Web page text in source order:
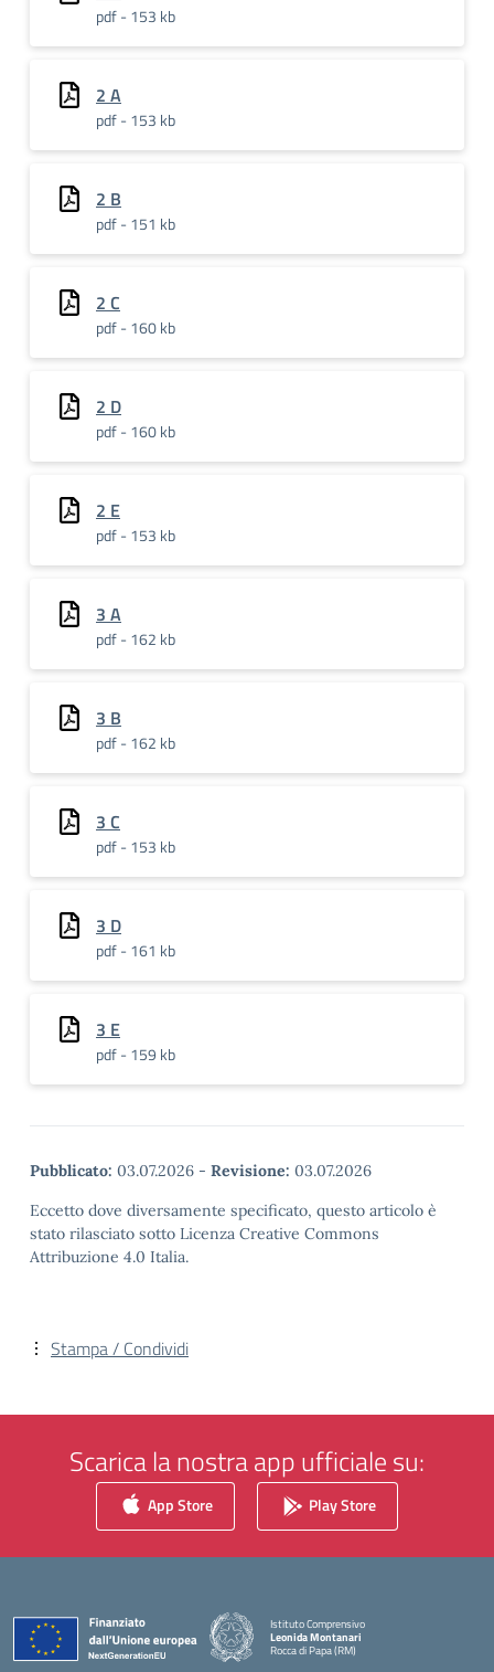
pdf - 153 kb
2 A
pdf - 153 kb
2 B
pdf - 151 kb
2 C
pdf - 160 kb
2 D
pdf - 160 kb
2 E
pdf - 153 kb
3 A
pdf - 162 kb
3 B
pdf - 162 kb
3 C
pdf - 153 kb
3 D
pdf - 161 kb
3 E
pdf - 159 kb
Pubblicato: 03.07.2026 - Revisione: 03.07.2026
Eccetto dove diversamente specificato, questo articolo è
stato rilasciato sotto Licenza Creative Commons
Attribuzione 4.0 Italia.
Stampa / Condividi
Scarica la nostra app ufficiale su:
App Store Play Store
Istituto Comprensivo
Leonida Montanari
Rocca di Papa (RM)
— Visita la pagina iniziale della scuola